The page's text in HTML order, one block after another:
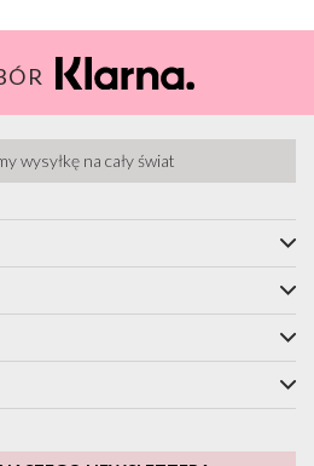
wysyłkę na cały świat